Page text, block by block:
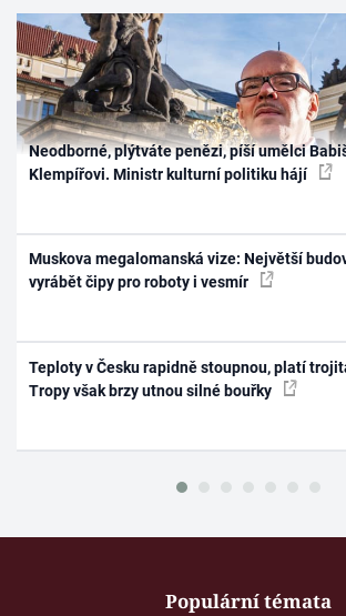
Neodborné, plýtváte penězi, píší umělci
Klempířovi. Ministr kulturní politiku hájí
Muskova megalomanská vize: Největší
vyrábět čipy pro roboty i vesmír
Teploty v Česku rapidně stoupnou, platí
Tropy však brzy utnou silné bouřky
Populární témata